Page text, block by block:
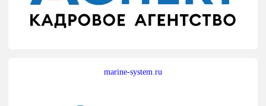
marine-system.ru